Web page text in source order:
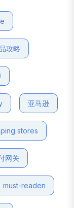
攻略
亚马逊
stores
网关
must-readen